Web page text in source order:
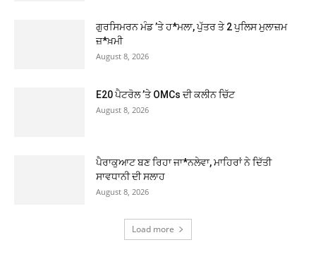
ਗੁਰਸਿਮਰਨ ਮੰਡ ’ਤੇ ਹ*ਮਲਾ, ਪੁੱਤਰ ਤੇ 2 ਪੁਲਿਸ ਮੁਲਾਜ਼ਮ
ਜ਼*ਖ਼ਮੀ
August 8, 2026
E20 ਪੈਟਰੋਲ ’ਤੇ OMCs ਦੀ ਕਲੀਨ ਚਿੱਟ
August 8, 2026
ਪੈਰਾਕੁਆਟ ਬਣ ਰਿਹਾ ਜਾ*ਨਲੇਵਾ, ਮਾਹਿਰਾਂ ਨੇ ਦਿੱਤੀ
ਸਾਵਧਾਨੀ ਦੀ ਸਲਾਹ
August 8, 2026
Load more